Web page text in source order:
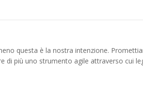
questa è la nostra intenzione.
di più uno strumento agile attraverso cui